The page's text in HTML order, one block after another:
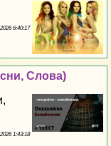
6:40:17
Слова)
1:43:18